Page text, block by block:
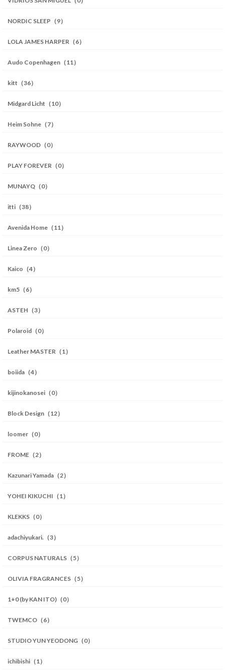
NORDIC SLEEP（9）
LOLA JAMES HARPER（6）
Audo Copenhagen（11）
kitt（36）
Midgard Licht（10）
Heim Sohne（7）
RAYWOOD（0）
PLAY FOREVER（0）
MUNAYQ（0）
itti（38）
Avenida Home（11）
Linea Zero（0）
Kaico（4）
km5（6）
ASTEH（3）
Polaroid（0）
Leather MASTER（1）
boiida（4）
kijinokanosei（0）
Block Design（12）
loomer（0）
FROME（2）
Kazunari Yamada（2）
YOHEI KIKUCHI（1）
KLEKKS（0）
adachiyukari.（3）
CORPUS NATURALS（5）
OLIVIA FRAGRANCES（5）
1+0 (by KAN ITO)（0）
TWEMCO（6）
STUDIO YUN YEODONG（0）
ichibishi（1）